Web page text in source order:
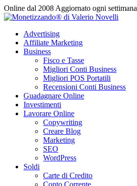
Vai
al
Online dal 2008 Aggiornato ogni settimana
Advertising
Affiliate Marketing
Business
Fisco e Tasse
Migliori Conti Business
Migliori POS Portatili
Recensioni Conti Business
Guadagnare Online
Investimenti
Lavorare Online
Copywriting
Creare Blog
Marketing
SEO
WordPress
Soldi
Carte di Credito
Conto Corrente